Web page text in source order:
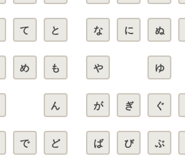
て と な に ぬ
め も や ゆ
ん が ぎ ぐ
で ど ば び ぶ